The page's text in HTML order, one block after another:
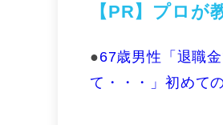
【PR】 プロが
●67歳男性「退職
て・・・」初めて